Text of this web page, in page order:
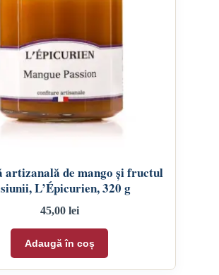
artizanală de mango și fructul
L’Épicurien, 320 g
45,00 lei
Adaugă în coș